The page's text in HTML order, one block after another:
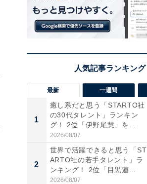
最新 一週間
1
癒し系だと思う「STARTO社
の30代タレント」ランキン
グ！ 2位「伊野尾慧」を...
2026/08/07
2
世界で活躍できると思う「ST
ARTO社の若手タレント」ラ
ンキング！ 2位「目黒蓮...
2026/08/07